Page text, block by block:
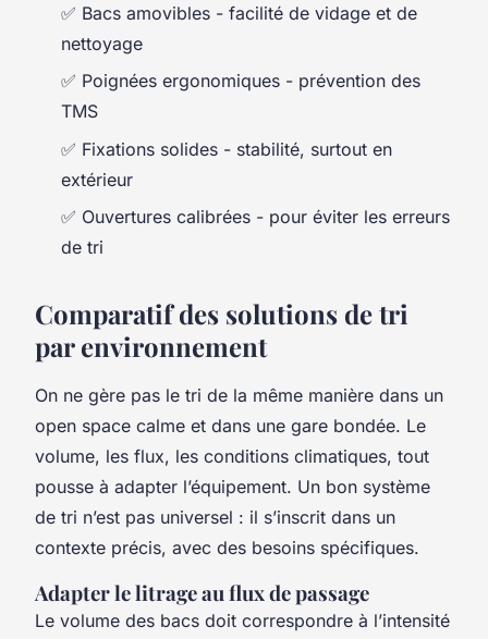
✅ Bacs amovibles - facilité de vidage et de
nettoyage
✅ Poignées ergonomiques - prévention des
TMS
✅ Fixations solides - stabilité, surtout en
extérieur
✅ Ouvertures calibrées - pour éviter les erreurs
de tri
Comparatif des solutions de tri
par environnement
On ne gère pas le tri de la même manière dans un
open space calme et dans une gare bondée. Le
volume, les flux, les conditions climatiques, tout
pousse à adapter l’équipement. Un bon système
de tri n’est pas universel : il s’inscrit dans un
contexte précis, avec des besoins spécifiques.
Adapter le litrage au flux de passage
Le volume des bacs doit correspondre à l’intensité